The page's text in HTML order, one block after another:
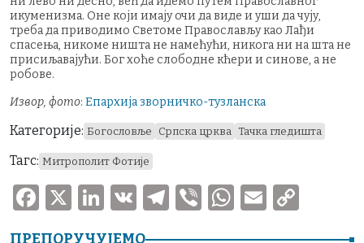
икуменизма. Оне који имају очи да виде и уши да чују,
треба да приводимо Светоме Православљу као Лађи
спасења, никоме ништа не намећући, никога ни на шта не
присиљавајући. Бог хоће слободне кћери и синове, а не
робове.
Извор, фото: Епархија зворничко-тузланска
Категорије: Богословље Српска црква Тачка гледишта
Тагс: Митрополит Фотије
F
X
Li V
T
V
W E
ПРЕПОРУЧУЈЕМО